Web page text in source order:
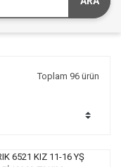
Toplam 96 ürün